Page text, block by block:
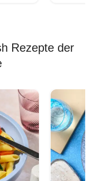
Rezepte der